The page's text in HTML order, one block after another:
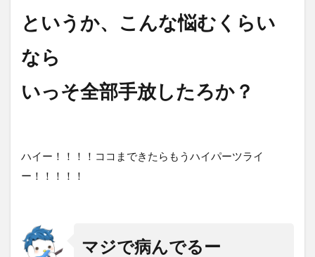
というか、こんな悩むくらい
なら
いっそ全部手放したろか？
ハイー！！！！ココまできたらもうハイパーツライ
ー！！！！！
マジで病んでるー